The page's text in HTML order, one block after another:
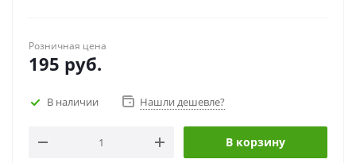
Розничная цена
195 руб.
В наличии Нашли дешевле?
В корзину